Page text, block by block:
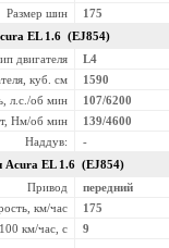
Размер шин
175
EL 1.6 (EJ854)
двигателя
L4
куб. см
1590
л.с./об мин
107/6200
Нм/об мин
139/4600
Наддув:
-
Acura EL 1.6 (EJ854)
Привод
передний
км/час
175
км/час, с
9